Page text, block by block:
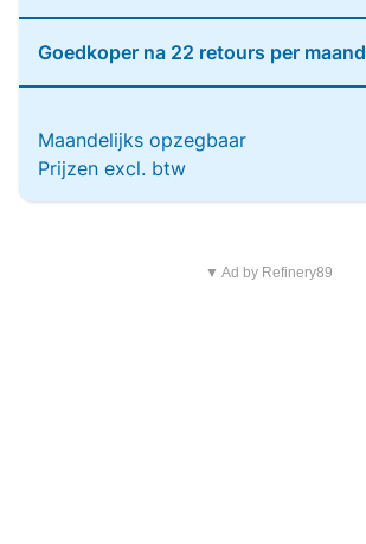
Goedkoper na 22 retours per maand
Maandelijks opzegbaar
Prijzen excl. btw
▼ Ad by Refinery89